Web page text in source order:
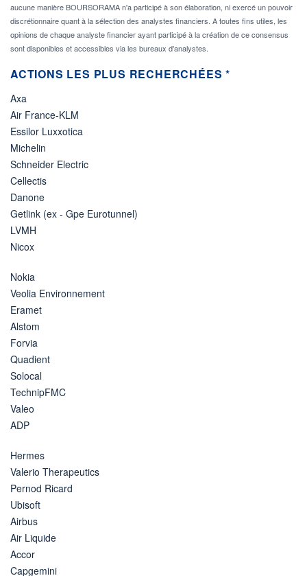
aucune manière BOURSORAMA n'a participé à son élaboration, ni exercé un pouvoir
discrétionnaire quant à la sélection des analystes financiers. A toutes fins utiles, les
opinions de chaque analyste financier ayant participé à la création de ce consensus
sont disponibles et accessibles via les bureaux d'analystes.
ACTIONS LES PLUS RECHERCHÉES *
Axa
Air France-KLM
Essilor Luxxotica
Michelin
Schneider Electric
Cellectis
Danone
Getlink (ex - Gpe Eurotunnel)
LVMH
Nicox
Nokia
Veolia Environnement
Eramet
Alstom
Forvia
Quadient
Solocal
TechnipFMC
Valeo
ADP
Hermes
Valerio Therapeutics
Pernod Ricard
Ubisoft
Airbus
Air Liquide
Accor
Capgemini